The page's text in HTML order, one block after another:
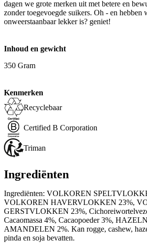
dagen we grote merken uit met betere en
zonder toegevoegde suikers. Oh - en hebben
onweerstaanbaar lekker is? geniet!
Inhoud en gewicht
350 Gram
Kenmerken
Recyclebaar
Certified B Corporation
Triman
Ingrediënten
Ingrediënten: VOLKOREN
VOLKOREN HAVERVLOKKEN 23%,
GERSTVLOKKEN 23%,
Cacaomassa 4%, Cacaopoeder 3%,
AMANDELEN 2%. Kan rogge, cashew,
pinda en soja bevatten.